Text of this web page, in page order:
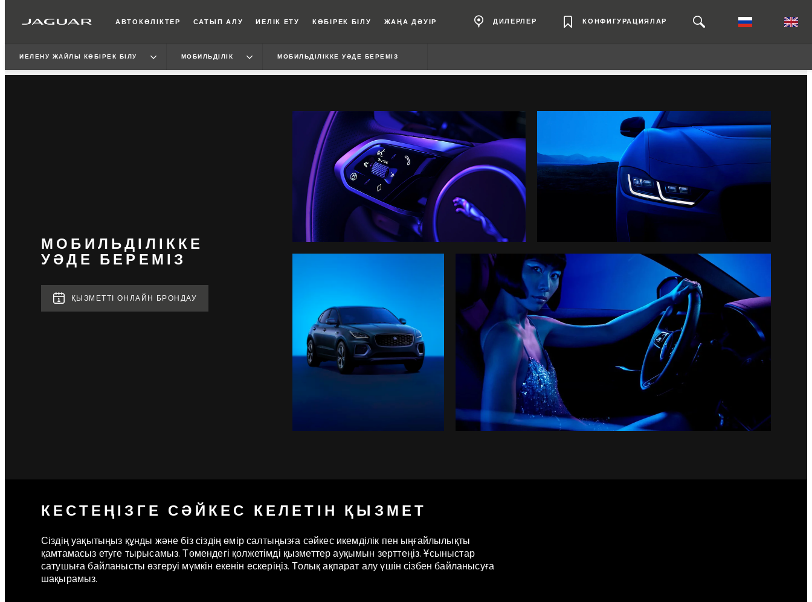
АВТОКӨЛІКТЕР САТЫП АЛУ ИЕЛІК ЕТУ КӨБІРЕК БІЛУ ЖАҢА ДӘУІР ДИЛЕРЛЕР КОНФИГУРАЦИЯЛАР
ИЕЛЕНУ ЖАЙЛЫ КӨБІРЕК БІЛУ МОБИЛЬДІЛІК МОБИЛЬДІЛІККЕ УӘДЕ БЕРЕМІЗ
МОБИЛЬДІЛІККЕ
УӘДЕ БЕРЕМІЗ
ҚЫЗМЕТТІ ОНЛАЙН БРОНДАУ
КЕСТЕҢІЗГЕ СӘЙКЕС КЕЛЕТІН ҚЫЗМЕТ
Сіздің уақытыңыз құнды және біз сіздің өмір салтыңызға сәйкес икемділік пен ыңғайлылықты
қамтамасыз етуге тырысамыз. Төмендегі қолжетімді қызметтер ауқымын зерттеңіз. Ұсыныстар
сатушыға байланысты өзгеруі мүмкін екенін ескеріңіз. Толық ақпарат алу үшін сізбен байланысуға
шақырамыз.